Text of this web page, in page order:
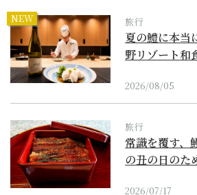
NEW 旅行
夏の鱧に本当
野リゾート
2026/08/05
旅行
常識を覆す、
の丑の日の
2026/07/17